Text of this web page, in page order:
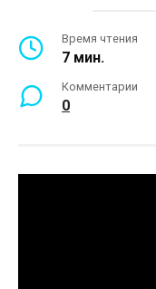
Время чтения
7 мин.
Комментарии
0